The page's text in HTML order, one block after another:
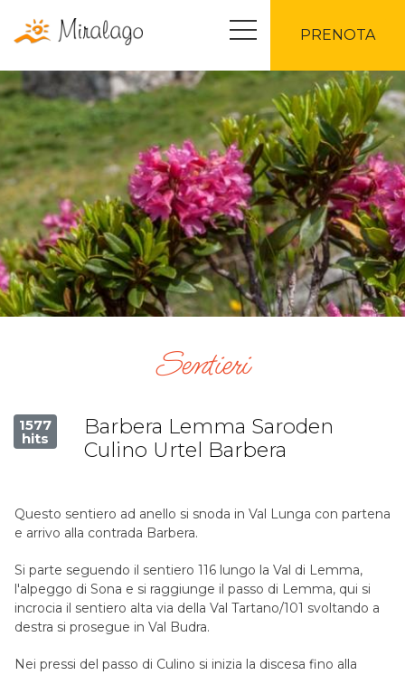
PRENOTA
Sentieri
1577
hits
Barbera Lemma Saroden
Culino Urtel Barbera
Questo sentiero ad anello si snoda in Val Lunga con partena
e arrivo alla contrada Barbera.
Si parte seguendo il sentiero 116 lungo la Val di Lemma,
l'alpeggo di Sona e si raggiunge il passo di Lemma, qui si
incrocia il sentiero alta via della Val Tartano/101 svoltando a
destra si prosegue in Val Budra.
Nei pressi del passo di Culino si inizia la discesa fino alla